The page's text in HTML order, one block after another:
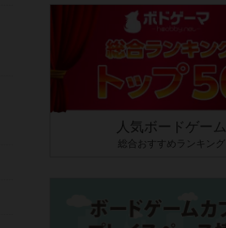
人気ボードゲーム
総合おすすめランキング